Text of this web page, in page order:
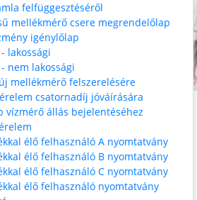
felfüggesztéséről
mellékmérő csere megrendelőlap
igénylőlap
lakossági
nem lakossági
mellékmérő felszerelésére
csatornadíj jóváírására
vízmérő állás bejelentéséhez
élő felhasználó A nyomtatvány
élő felhasználó B nyomtatvány
élő felhasználó C nyomtatvány
élő felhasználó nyomtatvány